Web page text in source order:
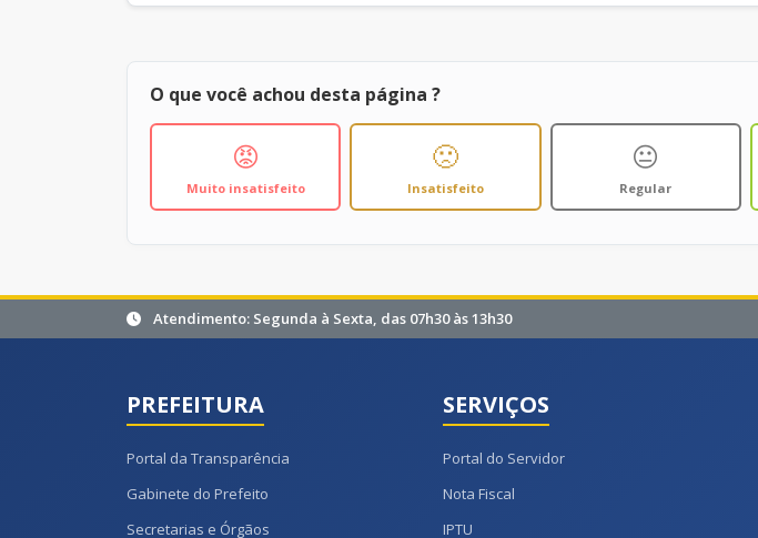
O que você achou desta página ?
😡
Muito insatisfeito
🙁
Insatisfeito
😐
Regular
Atendimento: Segunda à Sexta, das 07h30 às 13h30
PREFEITURA
Portal da Transparência
Gabinete do Prefeito
Secretarias e Órgãos
SERVIÇOS
Portal do Servidor
Nota Fiscal
IPTU